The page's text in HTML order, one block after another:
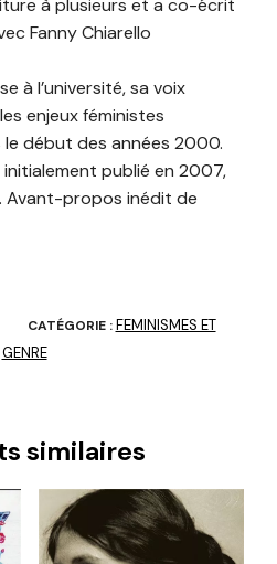
à plusieurs et a co-écrit
Fanny Chiarello
à l’université, sa voix
enjeux féministes
début des années 2000.
publié en 2007,
Avant-propos inédit de
CATÉGORIE :FEMINISMES ET
GENRE
similaires